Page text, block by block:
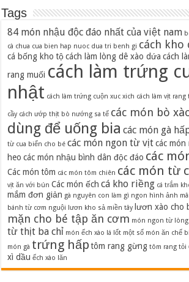
Tags
84 món nhậu độc đáo nhất của việt nam
cà chua cua bien hap nuoc dua tri benh gi cách kho
cá bống kho tộ cách làm lòng dê xào dứa cách
rang muối cách làm trứng
nhật cách làm trứng cuộn xuc xich cách làm vịt rang
cầy cách ướp thịt bò nướng sa tế các món bò
dùng để uống bia các món gà
từ cua biển cho bé các món ngon từ vịt các
heo các món nhậu bình dân độc đáo các
Các món tôm các món tôm chiên các món từ
vịt ăn với bún Các món ếch cá kho riềng cá trắm
mắm đơn giản gà nguyên con làm gì ngon hình ảnh
bánh từ cơm nguội lươn kho sả miền tây lươn xào cho
mặn cho bé tập ăn cơm món ngon từ lòng
từ thịt ba chỉ món ếch xào lá lốt một số món ăn chế
món gà trứng hấp tôm rang gừng tôm rang tỏi
xì dầu ếch xào lăn